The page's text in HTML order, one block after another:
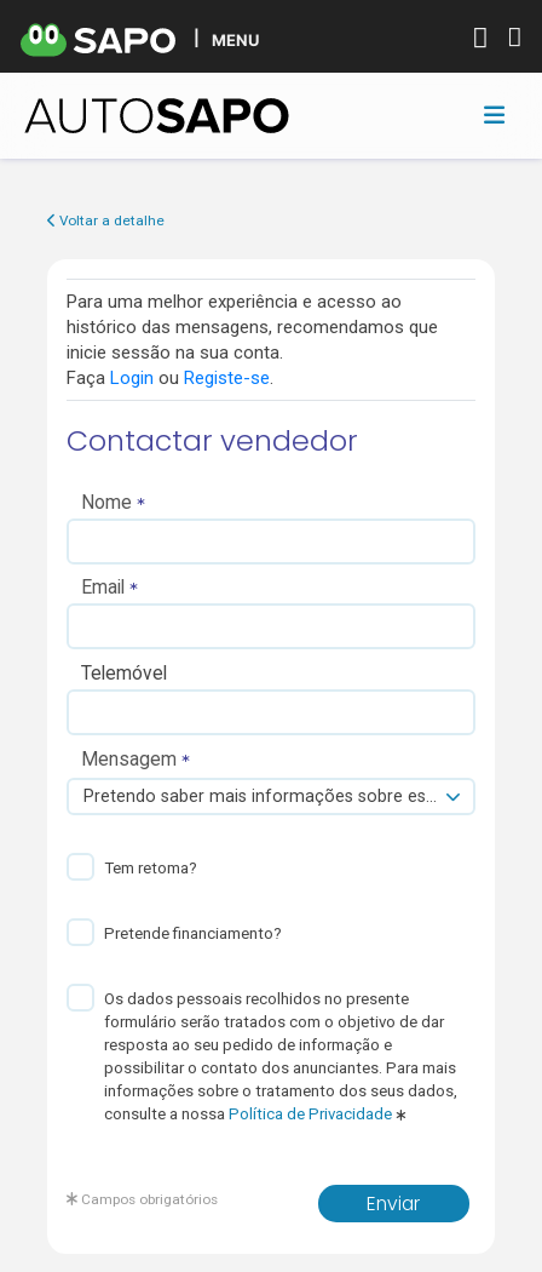
MENU
Voltar a detalhe
Para uma melhor experiência e acesso ao
histórico das mensagens, recomendamos que
inicie sessão na sua conta.
Faça Login ou Registe-se.
Contactar vendedor
Nome
Email
Telemóvel
Mensagem
Pretendo saber mais informações sobre esta viatura.
Tem retoma?
Pretende financiamento?
Os dados pessoais recolhidos no presente
formulário serão tratados com o objetivo de dar
resposta ao seu pedido de informação e
possibilitar o contato dos anunciantes. Para mais
informações sobre o tratamento dos seus dados,
consulte a nossaPolítica de Privacidade
Enviar
Campos obrigatórios